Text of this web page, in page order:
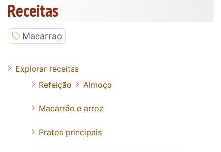
Receitas
Macarrao
Explorar receitas
Refeição
Almoço
Macarrão e arroz
Pratos principais